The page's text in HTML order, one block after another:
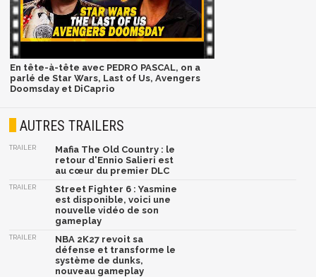
En tête-à-tête avec PEDRO PASCAL, on a
parlé de Star Wars, Last of Us, Avengers
Doomsday et DiCaprio
AUTRES TRAILERS
TRAILER
Mafia The Old Country : le
retour d'Ennio Salieri est
au cœur du premier DLC
TRAILER
Street Fighter 6 : Yasmine
est disponible, voici une
nouvelle vidéo de son
gameplay
TRAILER
NBA 2K27 revoit sa
défense et transforme le
système de dunks,
nouveau gameplay